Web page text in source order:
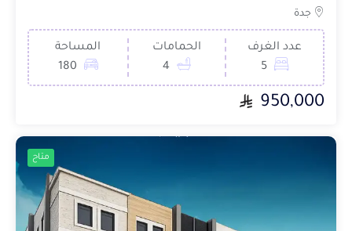
جدة
عدد الغرف
5
الحمامات
4
المساحة
180
950,000
متاح